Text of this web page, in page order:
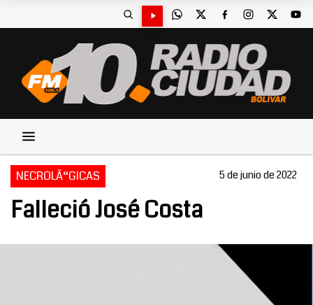
NECROLÃ“GICAS 5 de junio de 2022
Falleció José Costa